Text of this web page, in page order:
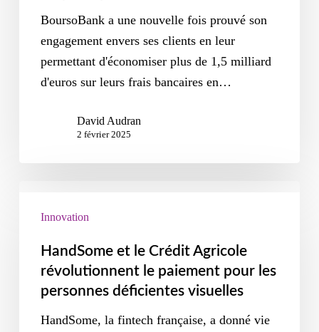
BoursoBank a une nouvelle fois prouvé son
engagement envers ses clients en leur
permettant d'économiser plus de 1,5 milliard
d'euros sur leurs frais bancaires en…
David Audran
2 février 2025
Innovation
HandSome et le Crédit Agricole
révolutionnent le paiement pour les
personnes déficientes visuelles
HandSome, la fintech française, a donné vie